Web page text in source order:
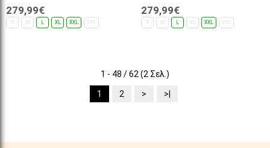
279,99€
S L XL XXL 3XL
279,99€
S L XL XXL 3XL
1 - 48 / 62 (2 Σελ.)
1 2 > >|